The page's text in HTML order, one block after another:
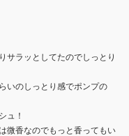
サラッとしてたのでしっとり
いのしっとり感でポンプの
ュ！
微香なのでもっと香ってもい